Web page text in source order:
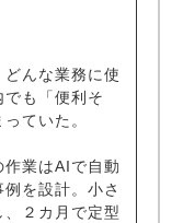
んな業務に使
も「便利そ
ていた。
業はAIで自動
を設計。小さ
、２カ月で定型